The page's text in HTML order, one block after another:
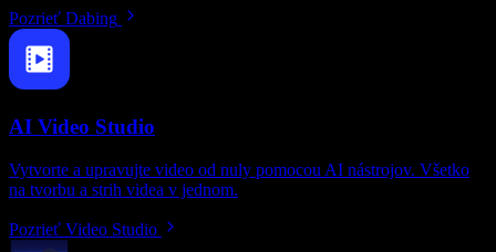
Pozrieť Dabing
AI Video Studio
Vytvorte a upravujte video od nuly pomocou AI nástrojov. Všetko
na tvorbu a strih videa v jednom.
Pozrieť Video Studio